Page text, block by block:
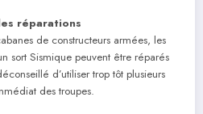
réparations
de constructeurs armées, les
sort Sismique peuvent être réparés
d’utiliser trop tôt plusieurs
des troupes.